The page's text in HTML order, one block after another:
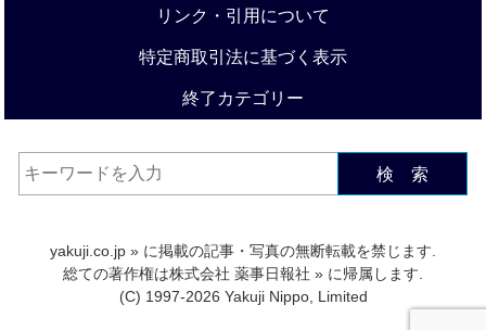
リンク・引用について
特定商取引法に基づく表示
終了カテゴリー
検 索
yakuji.co.jp » に掲載の記事・写真の無断転載を禁じます.
総ての著作権は株式会社 薬事日報社 » に帰属します.
(C) 1997-2026 Yakuji Nippo, Limited